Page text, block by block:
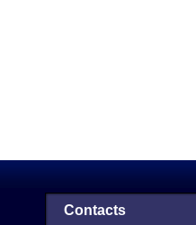
Contacts